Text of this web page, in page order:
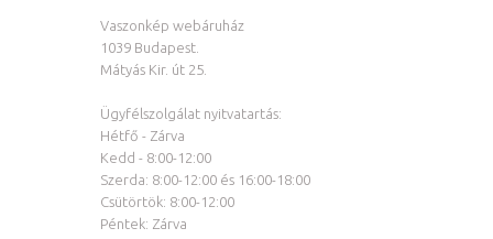
Vaszonkép webáruház
1039 Budapest.
Mátyás Kir. út 25.
Ügyfélszolgálat nyitvatartás:
Hétfő - Zárva
Kedd - 8:00-12:00
Szerda: 8:00-12:00 és 16:00-18:00
Csütörtök: 8:00-12:00
Péntek: Zárva